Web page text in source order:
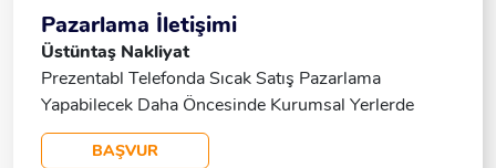
Pazarlama İletişimi
Üstüntaş Nakliyat
Prezentabl Telefonda Sıcak Satış Pazarlama
Yapabilecek Daha Öncesinde Kurumsal Yerlerde
Çalışmış Olan Dediğim Dedik Ikna Kabiliyeti Yüksek
Bir Veya Birden Fazla Bayan Çalışma Arkadaşına
BAŞVUR